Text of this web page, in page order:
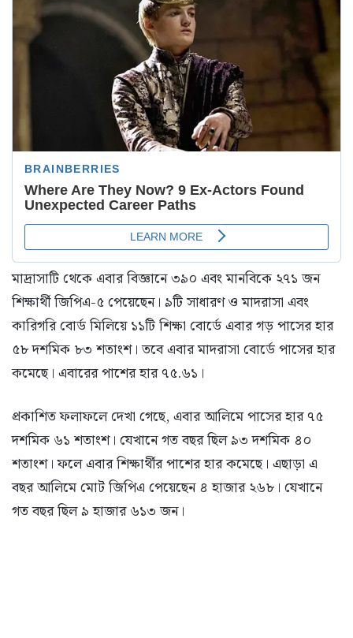
মাদ্রাসাটি থেকে এবার বিজ্ঞানে ৩৯০ এবং মানবিকে ২৭১ জন
শিক্ষার্থী জিপিএ-৫ পেয়েছেন। ৯টি সাধারণ ও মাদরাসা এবং
কারিগরি বোর্ড মিলিয়ে ১১টি শিক্ষা বোর্ডে এবার গড় পাসের হার
৫৮ দশমিক ৮৩ শতাংশ। তবে এবার মাদরাসা বোর্ডে পাসের হার
কমেছে। এবারের পাশের হার ৭৫.৬১।
প্রকাশিত ফলাফলে দেখা গেছে, এবার আলিমে পাসের হার ৭৫
দশমিক ৬১ শতাংশ। যেখানে গত বছর ছিল ৯৩ দশমিক ৪০
শতাংশ। ফলে এবার শিক্ষার্থীর পাশের হার কমেছে। এছাড়া এ
বছর আলিমে মোট জিপিএ পেয়েছেন ৪ হাজার ২৬৮। যেখানে
গত বছর ছিল ৯ হাজার ৬১৩ জন।